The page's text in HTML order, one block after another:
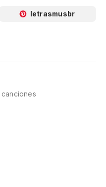
letrasmusbr